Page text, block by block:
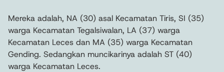
Mereka adalah, NA (30) asal Kecamatan Tiris, SI (35)
warga Kecamatan Tegalsiwalan, LA (37) warga
Kecamatan Leces dan MA (35) warga Kecamatan
Gending. Sedangkan muncikarinya adalah ST (40)
warga Kecamatan Leces.